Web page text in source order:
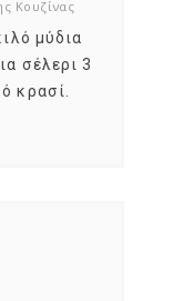
Κουζίνας
μύδια
σέλερι 3
κρασί.